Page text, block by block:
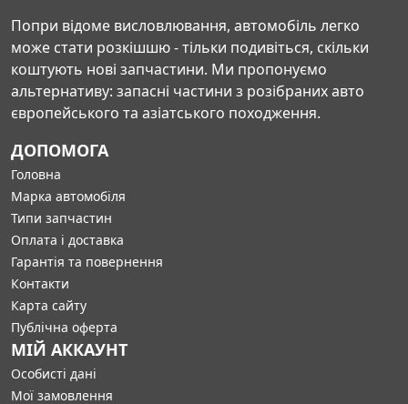
Попри відоме висловлювання, автомобіль легко
може стати розкішшю - тільки подивіться, скільки
коштують нові запчастини. Ми пропонуємо
альтернативу: запасні частини з розібраних авто
європейського та азіатського походження.
ДОПОМОГА
Головна
Марка автомобіля
Типи запчастин
Оплата і доставка
Гарантія та повернення
Контакти
Карта сайту
Публічна оферта
МІЙ АККАУНТ
Особисті дані
Мої замовлення